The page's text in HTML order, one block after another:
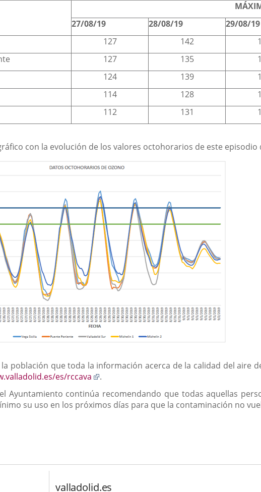
27/08/19
28/08/19 29/08/19
127 142
127 135
124 139
114 128
112 131
con la evolución de los valores octohorarios de este
la población que toda la información acerca de la calidad del aire
es/rccava
Enlace
una
aplicación
.
Ayuntamiento continúa recomendando que todas aquellas
su uso en los próximos días para que la contaminación no
valladolid.es